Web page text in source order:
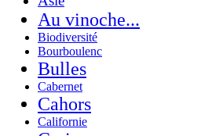
Au vinoche...
Biodiversité
Bourboulenc
Bulles
Cabernet
Cahors
Californie